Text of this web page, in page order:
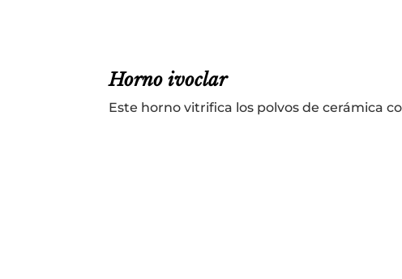
Horno ivoclar
Este horno vitrifica los polvos de cerámica